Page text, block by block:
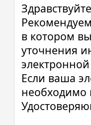
в котором
уточнения
Если ваша
необходимо